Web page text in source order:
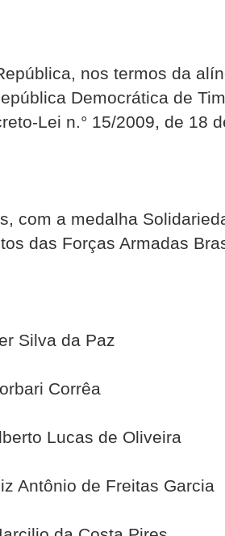
nos termos da
Democrática de
Lei n.° 15/2009, de 18
com a medalha
das Forças Armadas
Silva da Paz
Corrêa
Lucas de Oliveira
Antônio de Freitas Garcia